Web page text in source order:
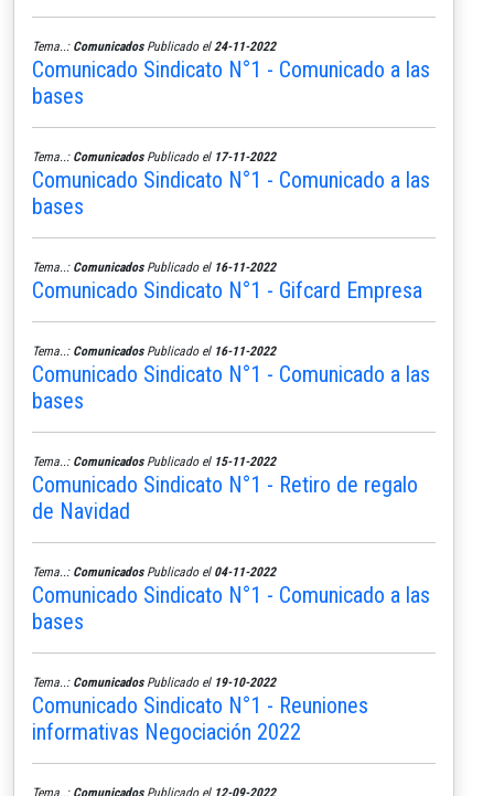
Tema..: ComunicadosPublicado el 24-11-2022
Comunicado Sindicato N°1 - Comunicado a las
bases
Tema..: ComunicadosPublicado el 17-11-2022
Comunicado Sindicato N°1 - Comunicado a las
bases
Tema..: ComunicadosPublicado el 16-11-2022
Comunicado Sindicato N°1 - Gifcard Empresa
Tema..: ComunicadosPublicado el 16-11-2022
Comunicado Sindicato N°1 - Comunicado a las
bases
Tema..: ComunicadosPublicado el 15-11-2022
Comunicado Sindicato N°1 - Retiro de regalo
de Navidad
Tema..: ComunicadosPublicado el 04-11-2022
Comunicado Sindicato N°1 - Comunicado a las
bases
Tema..: ComunicadosPublicado el 19-10-2022
Comunicado Sindicato N°1 - Reuniones
informativas Negociación 2022
Tema..: ComunicadosPublicado el 12-09-2022